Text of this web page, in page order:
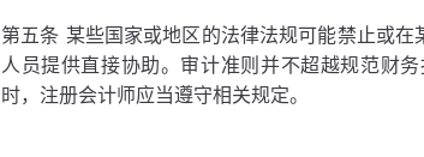
第五条 某些国家或地区的法律法规可能禁止或
人员提供直接协助。审计准则并不超越规范财
时，注册会计师应当遵守相关规定。